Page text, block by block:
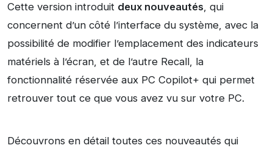
Cette version introduit deux nouveautés, qui
concernent d’un côté l’interface du système, avec la
possibilité de modifier l’emplacement des indicateurs
matériels à l’écran, et de l’autre Recall, la
fonctionnalité réservée aux PC Copilot+ qui permet
retrouver tout ce que vous avez vu sur votre PC.
Découvrons en détail toutes ces nouveautés qui